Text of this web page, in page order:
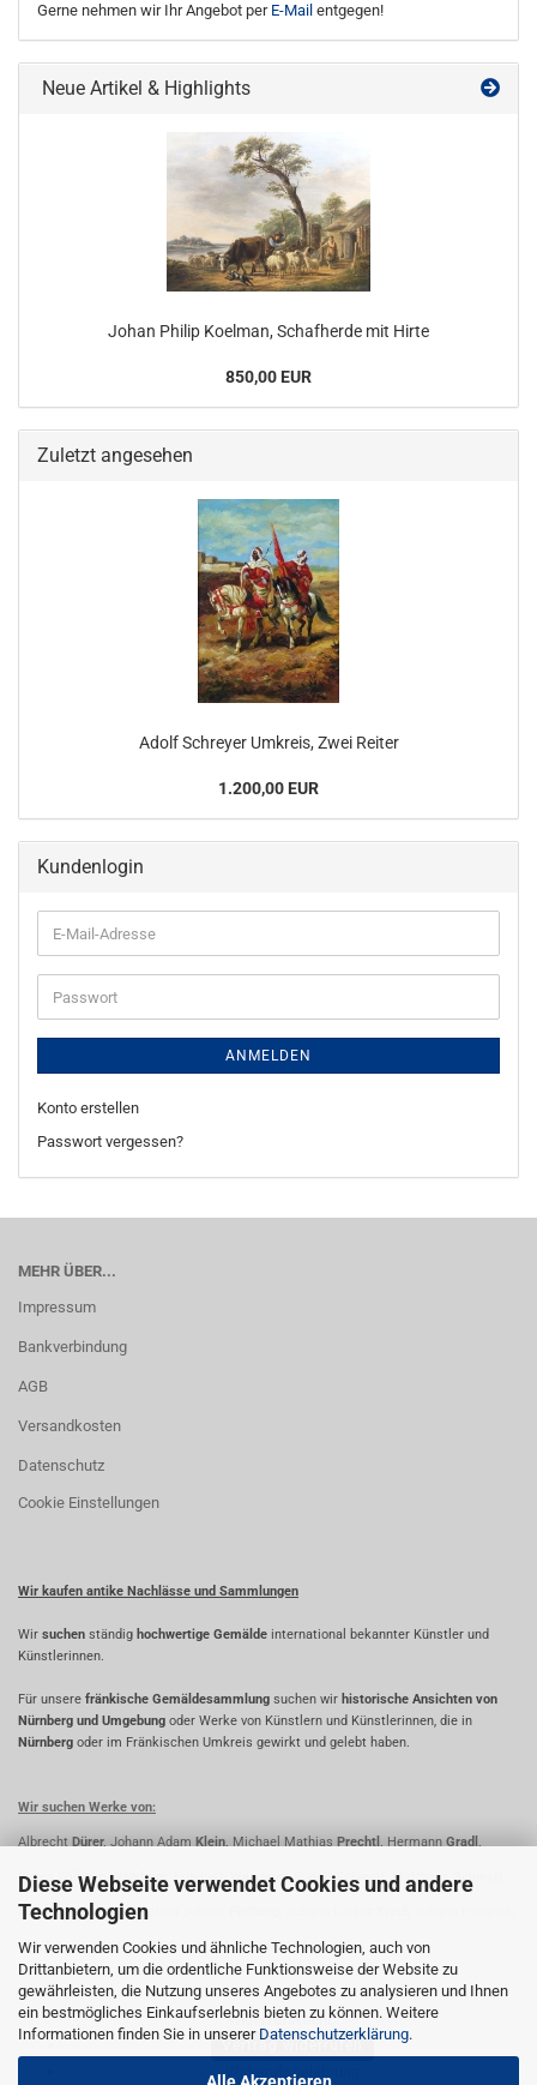
Diese Webseite verwendet Cookies und andere
Technologien
Wir verwenden Cookies und ähnliche Technologien, auch von
Drittanbietern, um die ordentliche Funktionsweise der Website zu
gewährleisten, die Nutzung unseres Angebotes zu analysieren und Ihnen
ein bestmögliches Einkaufserlebnis bieten zu können. Weitere
Informationen finden Sie in unserer Datenschutzerklärung.
Gerne nehmen wir Ihr Angebot per E-Mail entgegen!
Neue Artikel & Highlights
Johan Philip Koelman, Schafherde mit Hirte
850,00 EUR
Zuletzt angesehen
Adolf Schreyer Umkreis, Zwei Reiter
1.200,00 EUR
Kundenlogin
E-
Mail-
Adresse
Passwort
ANMELDEN
Konto erstellen
Passwort vergessen?
MEHR ÜBER...
Impressum
Bankverbindung
AGB
Versandkosten
Datenschutz
Cookie Einstellungen
Wir kaufen antike Nachlässe und Sammlungen
Wir suchen ständig hochwertige Gemälde international bekannter Künstler und
Künstlerinnen.
Für unsere fränkische Gemäldesammlung suchen wir historische Ansichten von
Nürnberg und Umgebung oder Werke von Künstlern und Künstlerinnen, die in
Nürnberg oder im Fränkischen Umkreis gewirkt und gelebt haben.
Wir suchen Werke von:
Albrecht Dürer, Johann Adam Klein, Michael Mathias Prechtl, Hermann Gradl,
Georg Wilhelm Wanderer, Friedrich Wanderer, Rudolf Schiestl,Matthäus Schiestl,
FridrichPerlberg,Christian Johann
Kreul,LorenzRitter,PaulRitter, OskarKoller,JohannIhle
Widerrufsrecht
Widerrufsbelehrung